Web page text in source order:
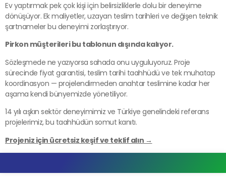
Ev yaptırmak pek çok kişi için belirsizliklerle dolu bir deneyime
dönüşüyor. Ek maliyetler, uzayan teslim tarihleri ve değişen teknik
şartnameler bu deneyimi zorlaştırıyor.
Pirkon müşterileri bu tablonun dışında kalıyor.
Sözleşmede ne yazıyorsa sahada onu uyguluyoruz. Proje
sürecinde fiyat garantisi, teslim tarihi taahhüdü ve tek muhatap
koordinasyon — projelendirmeden anahtar teslimine kadar her
aşama kendi bünyemizde yönetiliyor.
14 yılı aşkın sektör deneyimimiz ve Türkiye genelindeki referans
projelerimiz, bu taahhüdün somut kanıtı.
Projeniz için ücretsiz keşif ve teklif alın →